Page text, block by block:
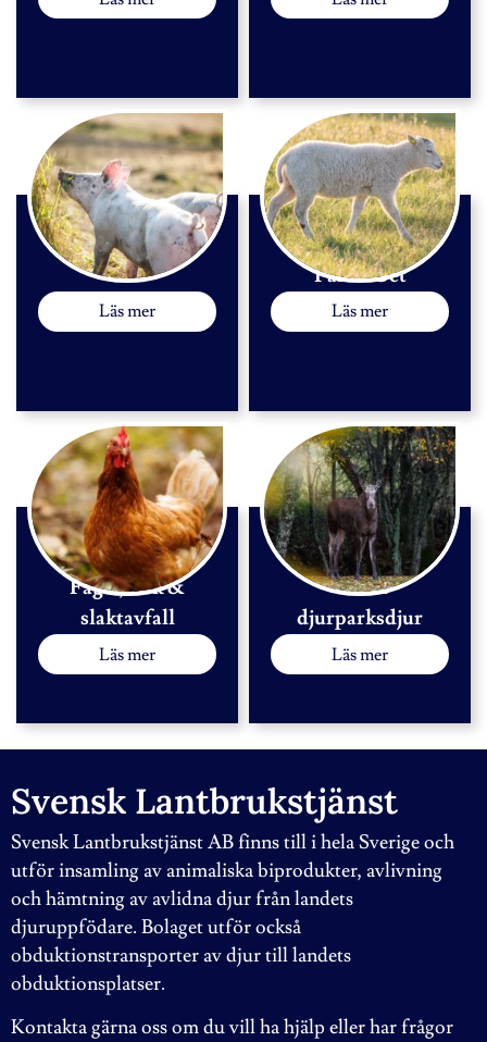
Gris
Läs mer
Får & Get
Läs mer
Fågel, fisk &
slaktavfall
Läs mer
Vilt &
djurparksdjur
Läs mer
Svensk Lantbrukstjänst
Svensk Lantbrukstjänst AB finns till i hela Sverige och
utför insamling av animaliska biprodukter, avlivning
och hämtning av avlidna djur från landets
djuruppfödare. Bolaget utför också
obduktionstransporter av djur till landets
obduktionsplatser.
Kontakta gärna oss om du vill ha hjälp eller har frågor